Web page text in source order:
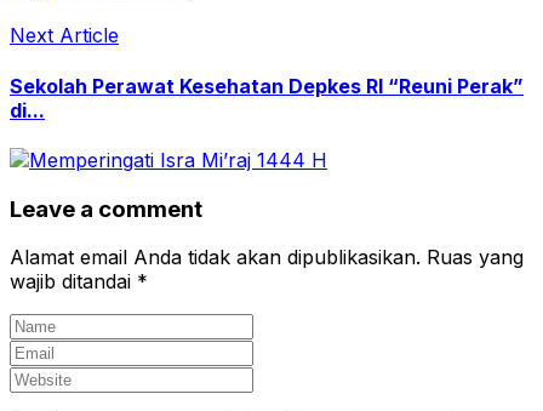
Next Article
Sekolah Perawat Kesehatan Depkes RI “Reuni Perak”
di...
Leave a comment
Alamat email Anda tidak akan dipublikasikan. Ruas yang
wajib ditandai *